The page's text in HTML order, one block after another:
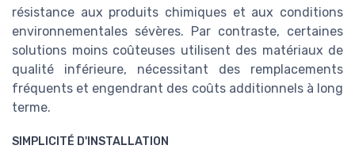
résistance aux produits chimiques et aux conditions
environnementales sévères. Par contraste, certaines
solutions moins coûteuses utilisent des matériaux de
qualité inférieure, nécessitant des remplacements
fréquents et engendrant des coûts additionnels à long
terme.
SIMPLICITÉ D'INSTALLATION